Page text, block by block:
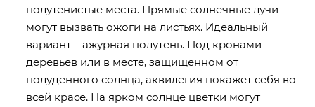
полутенистые места. Прямые солнечные лучи
могут вызвать ожоги на листьях. Идеальный
вариант – ажурная полутень. Под кронами
деревьев или в месте, защищенном от
полуденного солнца, аквилегия покажет себя во
всей красе. На ярком солнце цветки могут